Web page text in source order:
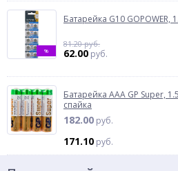
%
Батарейка G10 GOPOWER,
81.20 руб.
62.00 руб.
Батарейка AAA GP Super,
спайка
182.00 руб.
171.10 руб.